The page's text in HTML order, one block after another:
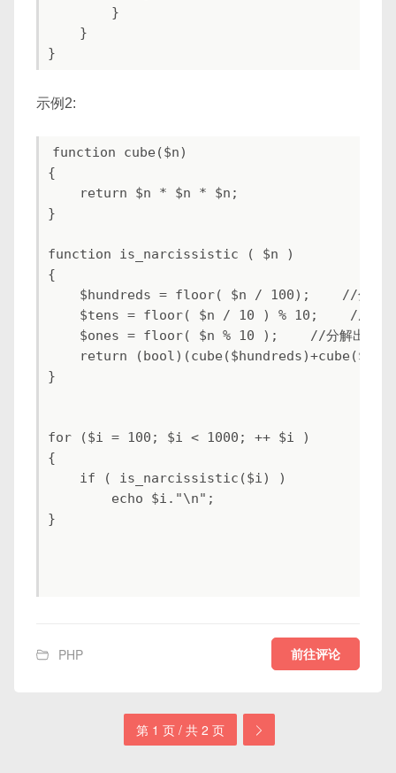
        }
    }
示例2:
function cube($n)
{
    return $n * $n * $n;
}
function is_narcissistic ( $n )
{
$hundreds = floor( $n / 100);    //分解
$tens = floor( $n / 10 ) % 10;    //分解
    $ones = floor( $n % 10 );    //分解出个位
return
}
for ($i = 100; $i < 1000; ++ $i )
{
    if ( is_narcissistic($i) )
        echo $i."\n";
}
PHP 前往评论
第 1 页 / 共 2 页